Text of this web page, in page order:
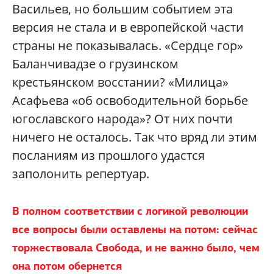
Васильев, но большим событием эта
версия не стала и в европейской части
страны не показывалась. «Сердце гор»
Баланчивадзе о грузинском
крестьянском восстании? «Милица»
Асафьева «об освободительной борьбе
югославского народа»? От них почти
ничего не осталось. Так что вряд ли этим
посланиям из прошлого удастся
заполонить репертуар.
В полном соответствии с логикой революции
все вопросы были оставлены на потом: сейчас
торжествовала Свобода, и не важно было, чем
она потом обернется